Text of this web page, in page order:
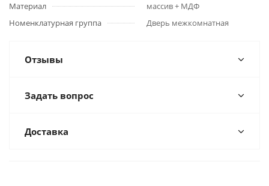
Материал
массив + МДФ
Номенклатурная группа
Дверь межкомнатная
Отзывы
Задать вопрос
Доставка